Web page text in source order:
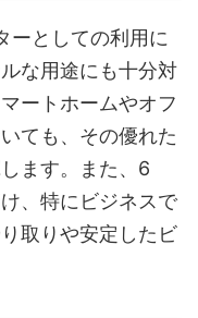
ーとしての利用に
な用途にも十分対
ートホームやオフ
ても、その優れた
ます。また、6
、特にビジネスで
取りや安定したビ